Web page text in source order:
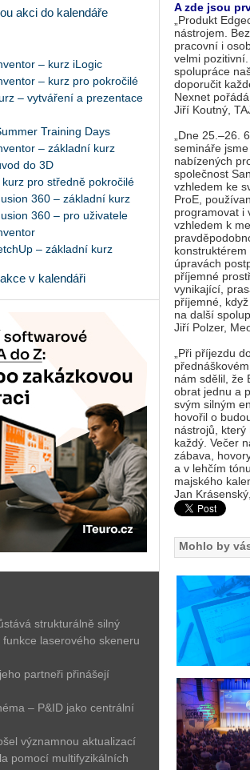
akci do kalendáře
– kurz iLogic
– kurz pro pokročilé
– vytváření a prezentace
Training Days
– základní kurz
do 3D
kurz pro středně pokročilé
360 – základní kurz
360 – pro uživatele
– základní kurz
v kalendáři
strukturálně silný
funkce laserového skeneru
partneři přinášejí
– P&ID jako centrální
významnou aktualizací
pomocí multifyzikálních
A zde jsou
„Produkt
nástrojem.
pracovní i
velmi
spolupráce
doporučit
Nexnet
Jiří Koutný,
„Dne 25.–26.
semináře
nabízených
společnost
vzhledem ke
ProE,
programovat i
vzhledem k
úpravách
příjemné
vynikající,
příjemné,
na další
Jiří Polzer,
„Při příjezdu
nám sdělil, že
obrat jednu a
svým silným
hovořil o
nástrojů,
každý. Večer
zábava,
a v lehčím
majského
Jan
Mohlo by